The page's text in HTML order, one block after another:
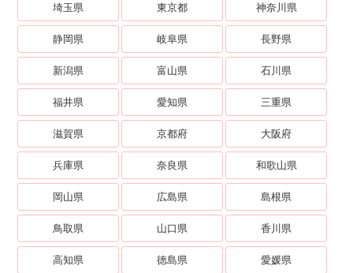
埼玉県 東京都 神奈川県
静岡県 岐阜県 長野県
新潟県 富山県 石川県
福井県 愛知県 三重県
滋賀県 京都府 大阪府
兵庫県 奈良県 和歌山県
岡山県 広島県 島根県
鳥取県 山口県 香川県
高知県 徳島県 愛媛県